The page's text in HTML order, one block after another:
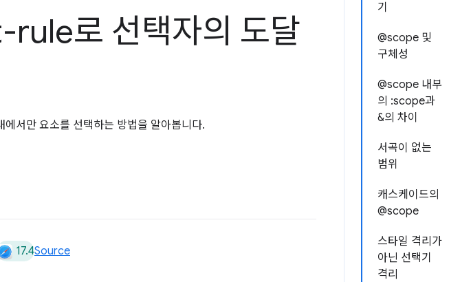
기
@scope 및
구체성
@scope 내부
의 :scope과
&의 차이
서곡이 없는
범위
캐스케이드의
@scope
스타일 격리가
아닌 선택기
격리
로 선택자의 도달
서만 요소를 선택하는 방법을 알아봅니다.
17.4Source